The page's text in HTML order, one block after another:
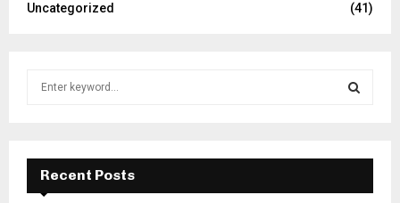
Uncategorized
(41)
f
E
A
Recent Posts